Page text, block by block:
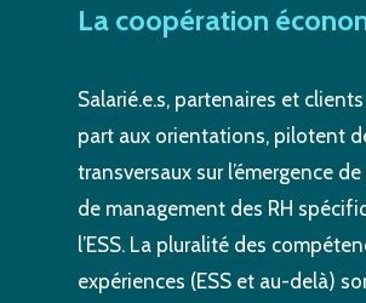
La coopération
Salarié.e.s, partenaires et
part aux orientations, pilotent
transversaux sur l’émergence
de management des RH
l’ESS. La pluralité des
expériences (ESS et au-delà)